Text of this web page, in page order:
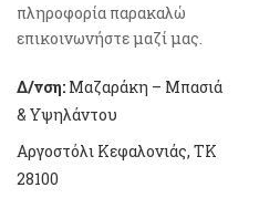
πληροφορία παρακαλώ
επικοινωνήστε μαζί μας.
Δ/νση: Μαζαράκη – Μπασιά
& Υψηλάντου
Αργοστόλι Κεφαλονιάς, ΤΚ
28100